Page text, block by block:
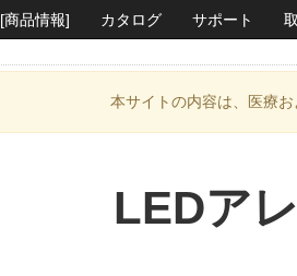
[商品情報] カタログ サポート
本サイトの内容は、医療
LEDア